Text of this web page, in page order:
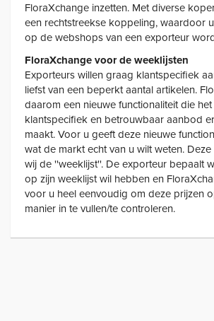
FloraXchange inzetten. Met diverse
een rechtstreekse koppeling, waardoor
op de webshops van een exporteur
FloraXchange voor de weeklijsten
Exporteurs willen graag klantspecifiek
liefst van een beperkt aantal artikelen.
daarom een nieuwe functionaliteit die
klantspecifiek en betrouwbaar aanbod
maakt. Voor u geeft deze nieuwe
wat de markt echt van u wilt weten.
wij de ''weeklijst''. De exporteur bepaalt
op zijn weeklijst wil hebben en
voor u heel eenvoudig om deze prijzen
manier in te vullen/te controleren.